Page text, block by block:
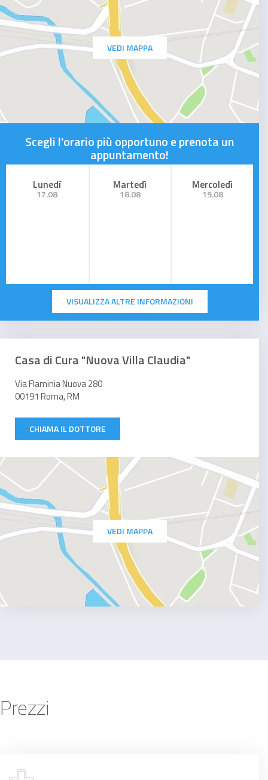
VEDI MAPPA
Scegli l'orario più opportuno e prenota un
appuntamento!
Lunedí
17.08
Martedì
18.08
Mercoledì
19.08
VISUALIZZA ALTRE INFORMAZIONI
Casa di Cura "Nuova Villa Claudia"
Via Flaminia Nuova 280
00191 Roma, RM
CHIAMA IL DOTTORE
VEDI MAPPA
Prezzi